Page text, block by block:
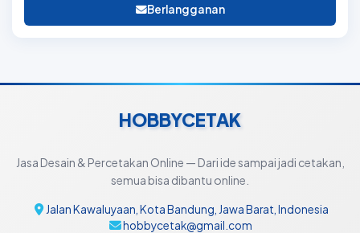
Berlangganan
HOBBYCETAK
Jasa Desain & Percetakan Online — Dari ide sampai jadi cetakan,
semua bisa dibantu online.
Jalan Kawaluyaan, Kota Bandung, Jawa Barat, Indonesia
hobbycetak@gmail.com